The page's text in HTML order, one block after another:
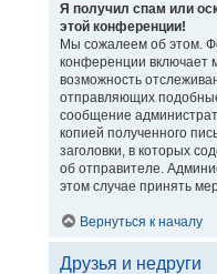
Я получил спам или
этой конференции!
Мы сожалеем об этом.
конференции включает
возможность
отправляющих
сообщение
копией полученного
заголовки, в которых
об отправителе.
этом случае принять
Вернуться к началу
Друзья и недруги